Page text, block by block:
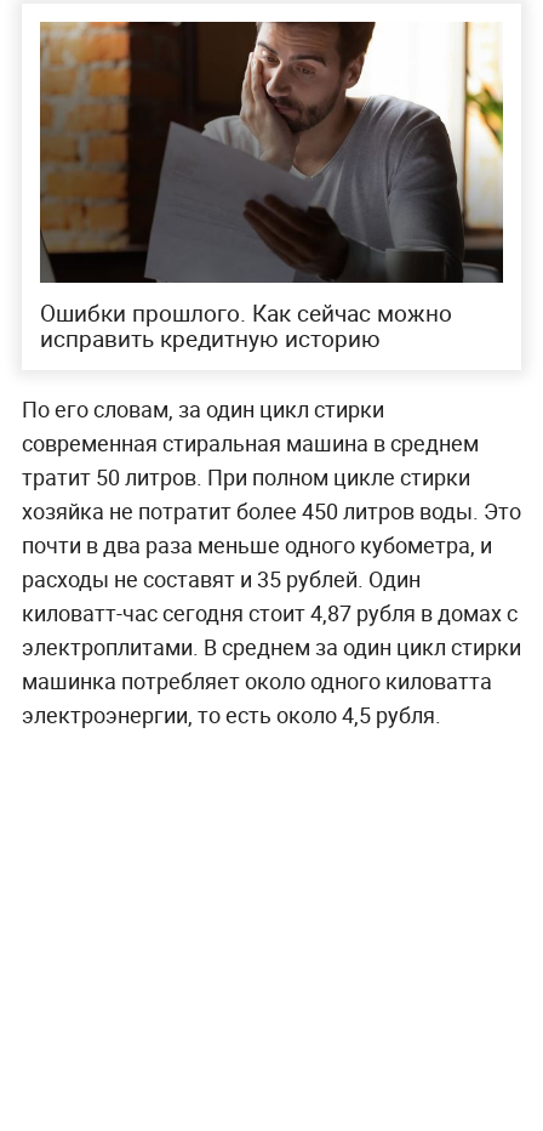
Ошибки прошлого. Как сейчас можно
исправить кредитную историю
По его словам, за один цикл стирки
современная стиральная машина в среднем
тратит 50 литров. При полном цикле стирки
хозяйка не потратит более 450 литров воды. Это
почти в два раза меньше одного кубометра, и
расходы не составят и 35 рублей. Один
киловатт-час сегодня стоит 4,87 рубля в домах с
электроплитами. В среднем за один цикл стирки
машинка потребляет около одного киловатта
электроэнергии, то есть около 4,5 рубля.